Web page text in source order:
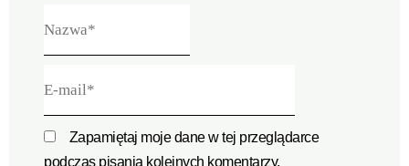
mail*
Zapamiętaj moje dane w tej przeglądarce
podczas pisania kolejnych komentarzy.